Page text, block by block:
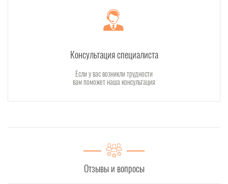
Консультация специалиста
Если у вас возникли трудности
вам поможет наша консультация
Отзывы и вопросы